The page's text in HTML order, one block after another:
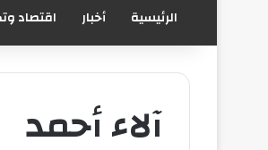
الرئيسية أخبار اقتصاد
آلاء أحمد